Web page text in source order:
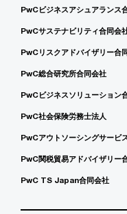
PwCビジネスアシュアランス
PwCサステナビリティ合同会
PwCリスクアドバイザリー合
PwC総合研究所合同会社
PwCビジネスソリューション
PwC社会保険労務士法人
PwCアウトソーシングサービ
PwC関税貿易アドバイザリー
PwC TS Japan合同会社